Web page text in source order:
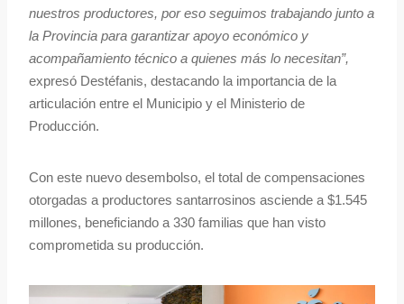
nuestros productores, por eso seguimos trabajando junto a
la Provincia para garantizar apoyo económico y
acompañamiento técnico a quienes más lo necesitan”,
expresó Destéfanis, destacando la importancia de la
articulación entre el Municipio y el Ministerio de
Producción.
Con este nuevo desembolso, el total de compensaciones
otorgadas a productores santarrosinos asciende a $1.545
millones, beneficiando a 330 familias que han visto
comprometida su producción.